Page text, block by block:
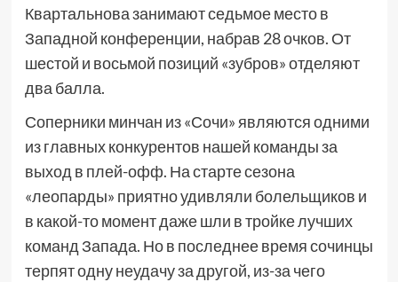
Квартальнова занимают седьмое место в
Западной конференции, набрав 28 очков. От
шестой и восьмой позиций «зубров» отделяют
два балла.
Соперники минчан из «Сочи» являются одними
из главных конкурентов нашей команды за
выход в плей-офф. На старте сезона
«леопарды» приятно удивляли болельщиков и
в какой-то момент даже шли в тройке лучших
команд Запада. Но в последнее время сочинцы
терпят одну неудачу за другой, из-за чего